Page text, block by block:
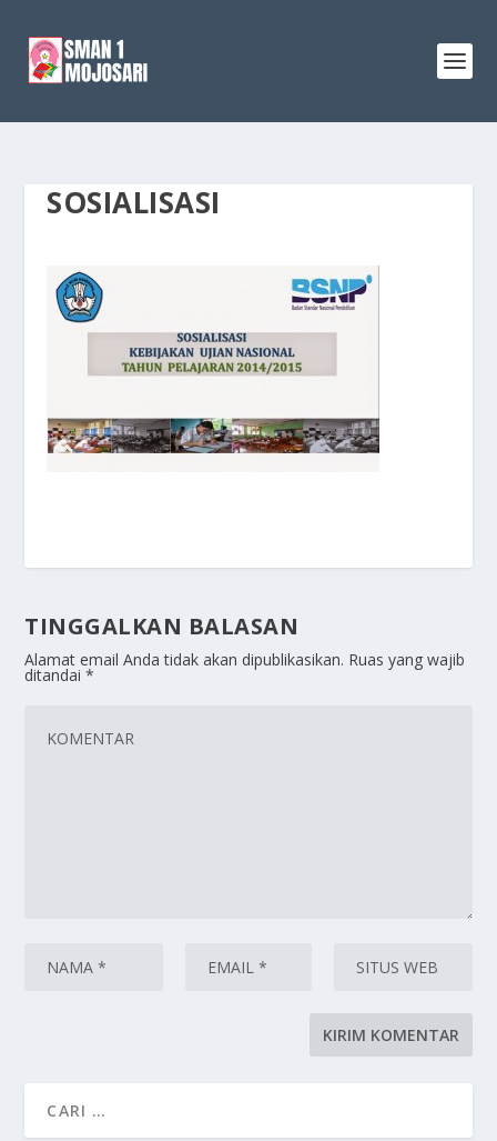
SOSIALISASI
TINGGALKAN BALASAN
Alamat email Anda tidak akan dipublikasikan. Ruas yang wajib
ditandai*